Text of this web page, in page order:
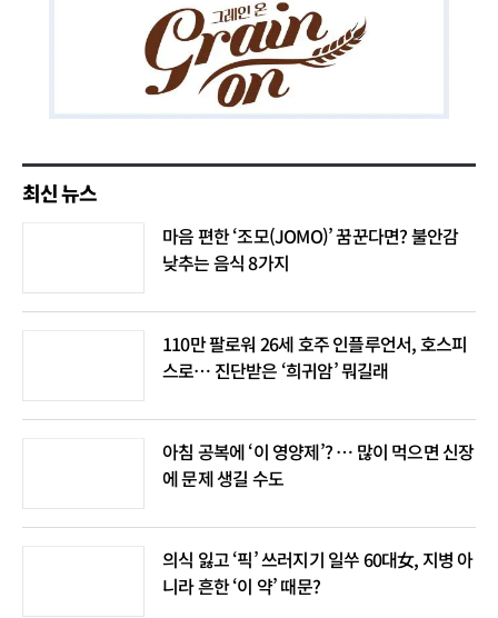
최신 뉴스
마음 편한 ‘조모(JOMO)’ 꿈꾼다면? 불안감
낮추는 음식 8가지
110만 팔로워 26세 호주 인플루언서, 호스피
스로… 진단받은 ‘희귀암’ 뭐길래
아침 공복에 ‘이 영양제’? … 많이 먹으면 신장
에 문제 생길 수도
의식 잃고 ‘픽’ 쓰러지기 일쑤 60대女, 지병 아
니라 흔한 ‘이 약’ 때문?